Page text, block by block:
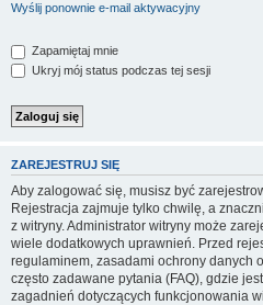
Wyślij ponownie e-mail aktywacyjny
Zapamiętaj mnie
Ukryj mój status podczas tej sesji
ZAREJESTRUJ SIĘ
Aby zalogować się, musisz być
Rejestracja zajmuje tylko chwilę, a
z witryny. Administrator witryny może
wiele dodatkowych uprawnień. Przed
regulaminem, zasadami ochrony danych
często zadawane pytania (FAQ), gdzie
zagadnień dotyczących funkcjonowania